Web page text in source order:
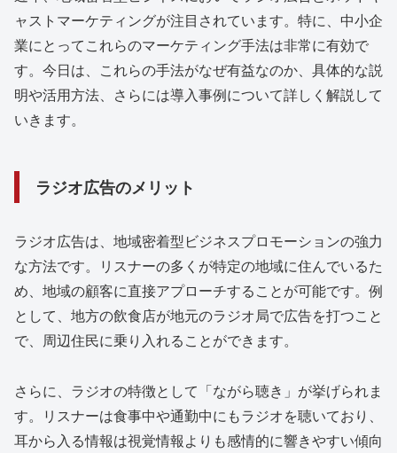
ャストマーケティングが注目されています。特に、中小企
業にとってこれらのマーケティング手法は非常に有効で
す。今日は、これらの手法がなぜ有益なのか、具体的な説
明や活用方法、さらには導入事例について詳しく解説して
いきます。
ラジオ広告のメリット
ラジオ広告は、地域密着型ビジネスプロモーションの強力
な方法です。リスナーの多くが特定の地域に住んでいるた
め、地域の顧客に直接アプローチすることが可能です。例
として、地方の飲食店が地元のラジオ局で広告を打つこと
で、周辺住民に乗り入れることができます。
さらに、ラジオの特徴として「ながら聴き」が挙げられま
す。リスナーは食事中や通勤中にもラジオを聴いており、
耳から入る情報は視覚情報よりも感情的に響きやすい傾向